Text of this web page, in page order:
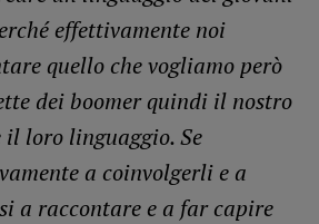
effettivamente noi
quello che vogliamo però
dei boomer quindi il nostro
loro linguaggio. Se
a coinvolgerli e a
a raccontare e a far capire